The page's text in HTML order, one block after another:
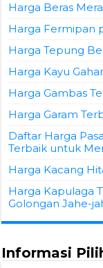
Harga Beras
Harga Fermipan
Harga Tepung
Harga Kayu
Harga Gambas
Harga Garam
Daftar Harga
Terbaik untuk
Harga Kacang
Harga Kapulaga
Golongan Jahe-
Informasi